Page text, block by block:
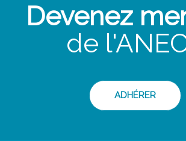
Devenez
de
ADHÉRER